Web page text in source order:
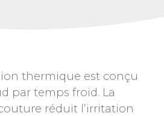
thermique est conçu
par temps froid. La
réduit l’irritation